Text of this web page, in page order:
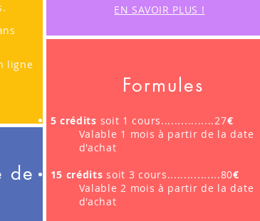
ligne
de
EN SAVOIR PLUS !
Formules
5 crédits soit 1 cours................27€
Valable 1 mois à partir de la date
d'achat
15 crédits soit 3 cours................80€
Valable 2 mois à partir de la date
d'achat